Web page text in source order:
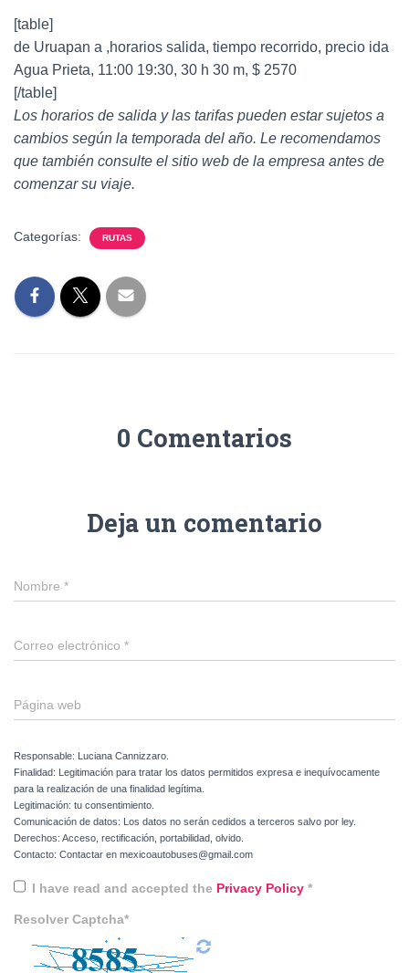
[table]
de Uruapan a ,horarios salida, tiempo recorrido, precio ida
Agua Prieta, 11:00 19:30, 30 h 30 m, $ 2570
[/table]
Los horarios de salida y las tarifas pueden estar sujetos a
cambios según la temporada del año. Le recomendamos
que también consulte el sitio web de la empresa antes de
comenzar su viaje.
Categorías: RUTAS
0 Comentarios
Deja un comentario
Nombre *
Correo electrónico *
Página web
Responsable: Luciana Cannizzaro.
Finalidad: Legitimación para tratar los datos permitidos expresa e inequívocamente
para la realización de una finalidad legítima.
Legitimación: tu consentimiento.
Comunicación de datos: Los datos no serán cedidos a terceros salvo por ley.
Derechos: Acceso, rectificación, portabilidad, olvido.
Contacto: Contactar en mexicoautobuses@gmail.com
I have read and accepted the Privacy Policy *
Resolver Captcha*